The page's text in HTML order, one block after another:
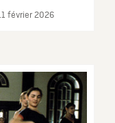
février 2026